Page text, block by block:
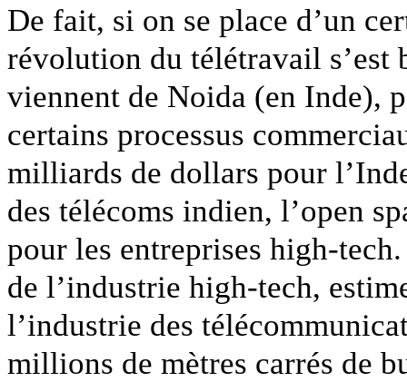
De fait, si on se place d’un
révolution du télétravail s’est
viennent de Noida (en Inde),
certains processus
milliards de dollars pour
des télécoms indien, l’open
pour les entreprises high-
de l’industrie high-tech,
l’industrie des
millions de mètres carrés de